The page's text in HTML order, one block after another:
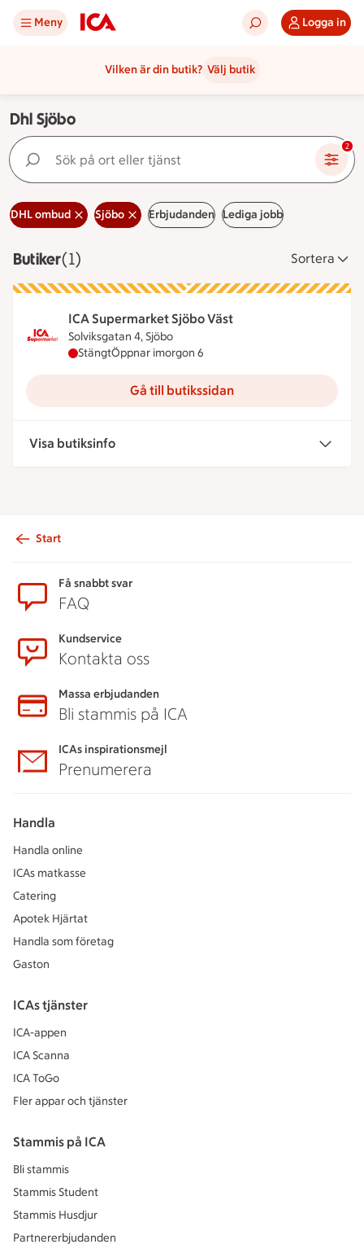
Meny Logga in
Vilken är din butik? Välj butik
Dhl Sjöbo
Sök på ort eller tjänst 2
DHL ombud Sjöbo Erbjudanden Lediga jobb
ButikerVisar 1 stycken
(1) Sortera
ICA Supermarket Sjöbo Väst
Solviksgatan 4, Sjöbo
ICA Supermarket Sjöbo Väst har stängt idag,
StängtÖppnar imorgon 6
Gå till butikssidan
Visa butiksinfo
Start
Få snabbt svar
FAQ
Kundservice
Kontakta oss
Massa erbjudanden
Bli stammis på ICA
ICAs inspirationsmejl
Prenumerera
Handla
Handla online
ICAs matkasse
Catering
Apotek Hjärtat
Handla som företag
Gaston
ICAs tjänster
ICA-appen
ICA Scanna
ICA ToGo
Fler appar och tjänster
Stammis på ICA
Bli stammis
Stammis Student
Stammis Husdjur
Partnererbjudanden